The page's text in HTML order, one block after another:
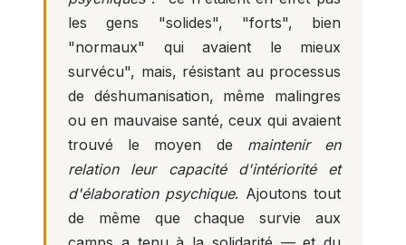
les gens "solides", "forts", bien
"normaux" qui avaient le mieux
survécu", mais, résistant au processus
de déshumanisation, même malingres
ou en mauvaise santé, ceux qui avaient
trouvé le moyen de maintenir en
relation leur capacité d'intériorité et
d'élaboration psychique. Ajoutons tout
de même que chaque survie aux